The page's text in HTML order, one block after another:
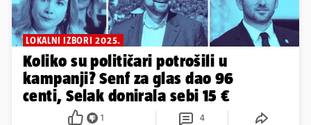
LOKALNI IZBORI 2025.
Koliko su političari potrošili u
kampanji? Senf za glas dao 96
centi, Selak donirala sebi 15 €
1 4